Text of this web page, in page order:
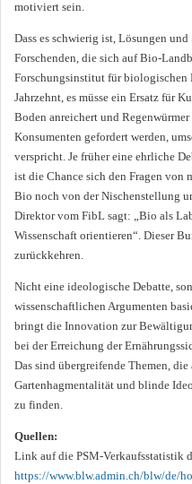
motiviert sein.
Dass es schwierig ist, Lösungen
Forschenden, die sich auf Bio-
Forschungsinstitut für biologischen
Jahrzehnt, es müsse ein Ersatz für
Boden anreichert und
Konsumenten gefordert werden,
verspricht. Je früher eine ehrliche
ist die Chance sich den Fragen von
Bio noch von der Nischenstellung
Direktor vom FibL sagt: „Bio als
Wissenschaft orientieren“. Dieser
zurückkehren.
Nicht eine ideologische Debatte,
wissenschaftlichen Argumenten
bringt die Innovation zur
bei der Erreichung der
Das sind übergreifende Themen,
Gartenhagmentalität und blinde
zu finden.
Quellen:
Link auf die PSM-Verkaufsstatistik
https://www.blw.admin.ch/blw/de/